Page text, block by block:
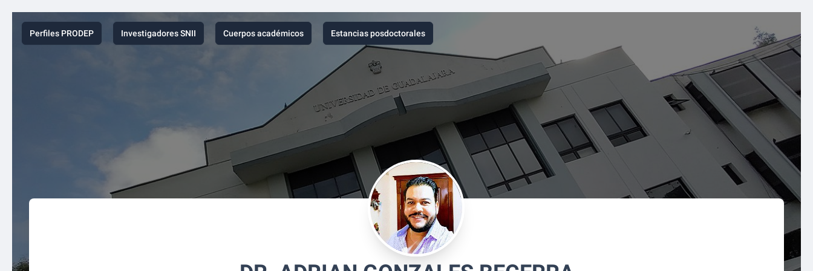
Perfiles PRODEP Investigadores SNII Cuerpos académicos Estancias posdoctorales